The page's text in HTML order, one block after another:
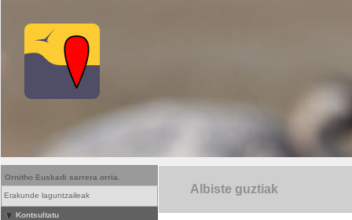
Ornitho Euskadi sarrera orria.
Erakunde laguntzaileak
Kontsultatu
Albiste guztiak